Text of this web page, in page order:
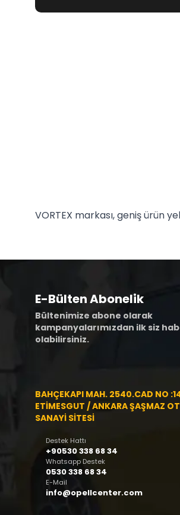
VORTEX markası, geniş ürün
E-Bülten Abonelik
Bültenimize abone olarak
kampanyalarımızdan ilk siz
olabilirsiniz.
BAHÇEKAPI MAH. 2540.CAD NO
ETİMESGUT / ANKARA ŞAŞMAZ
SANAYİ SİTESİ
Destek Hattı
+90530 338 68 34
Whatsapp Destek
0530 338 68 34
E-Mail
info@opellcenter.com